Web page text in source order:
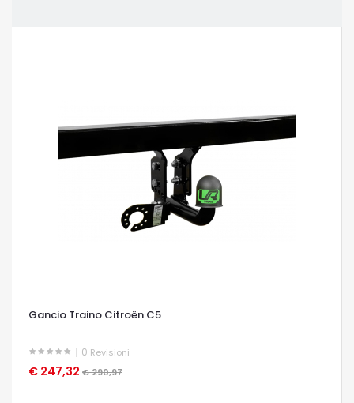
Gancio Traino Citroën C5
0 Revisioni
€ 247,32 € 290,97
OCCHIATA VELOCE